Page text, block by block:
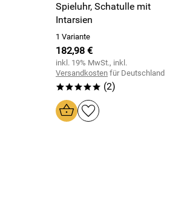
Spieluhr, Schatulle mit
Intarsien
1 Variante
182,98 €
inkl. 19% MwSt., inkl.
Versandkosten für Deutschland
***** (2)